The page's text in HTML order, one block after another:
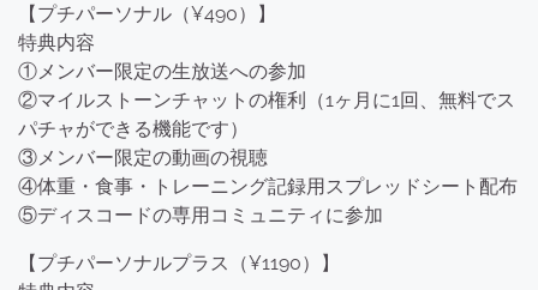
【プチパーソナル（¥490）】
特典内容
①メンバー限定の生放送への参加
②マイルストーンチャットの権利（1ヶ月に1回、無料でス
パチャができる機能です）
③メンバー限定の動画の視聴
④体重・食事・トレーニング記録用スプレッドシート配布
⑤ディスコードの専用コミュニティに参加
【プチパーソナルプラス（¥1190）】